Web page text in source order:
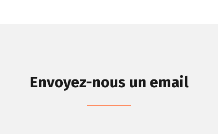
Envoyez-nous un email